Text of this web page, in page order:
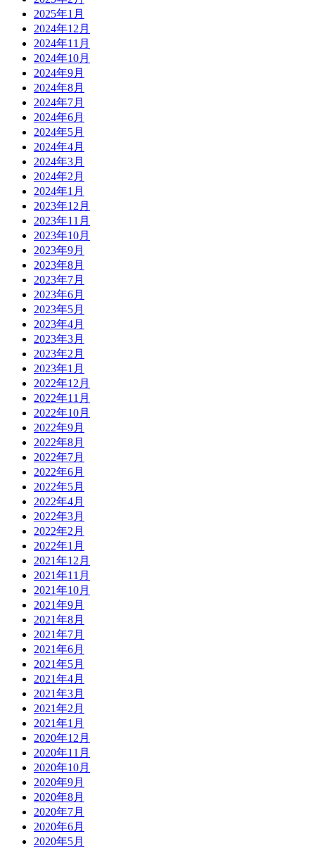
2025年1月
2024年12月
2024年11月
2024年10月
2024年9月
2024年8月
2024年7月
2024年6月
2024年5月
2024年4月
2024年3月
2024年2月
2024年1月
2023年12月
2023年11月
2023年10月
2023年9月
2023年8月
2023年7月
2023年6月
2023年5月
2023年4月
2023年3月
2023年2月
2023年1月
2022年12月
2022年11月
2022年10月
2022年9月
2022年8月
2022年7月
2022年6月
2022年5月
2022年4月
2022年3月
2022年2月
2022年1月
2021年12月
2021年11月
2021年10月
2021年9月
2021年8月
2021年7月
2021年6月
2021年5月
2021年4月
2021年3月
2021年2月
2021年1月
2020年12月
2020年11月
2020年10月
2020年9月
2020年8月
2020年7月
2020年6月
2020年5月